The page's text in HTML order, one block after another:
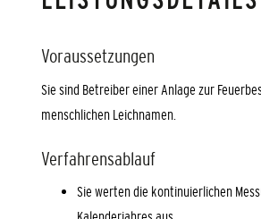
Voraussetzungen
Sie sind Betreiber einer Anlage zur
menschlichen Leichnamen.
Verfahrensablauf
Sie werten die kontinuierlichen